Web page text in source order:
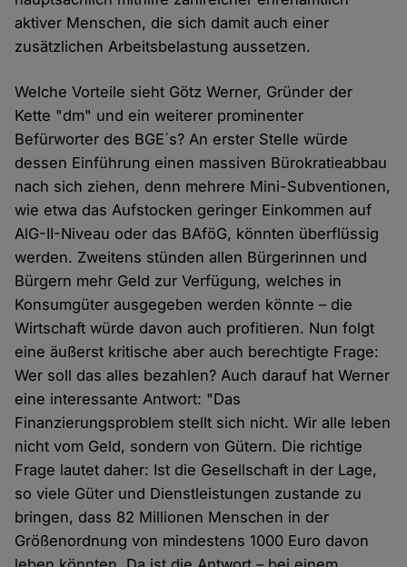
aktiver Menschen, die sich damit auch einer
zusätzlichen Arbeitsbelastung aussetzen.
Welche Vorteile sieht Götz Werner, Gründer der
Kette "dm" und ein weiterer prominenter
Befürworter des BGE´s? An erster Stelle würde
dessen Einführung einen massiven Bürokratieabbau
nach sich ziehen, denn mehrere Mini-Subventionen,
wie etwa das Aufstocken geringer Einkommen auf
AlG-II-Niveau oder das BAföG, könnten überflüssig
werden. Zweitens stünden allen Bürgerinnen und
Bürgern mehr Geld zur Verfügung, welches in
Konsumgüter ausgegeben werden könnte – die
Wirtschaft würde davon auch profitieren. Nun folgt
eine äußerst kritische aber auch berechtigte Frage:
Wer soll das alles bezahlen? Auch darauf hat Werner
eine interessante Antwort: "Das
Finanzierungsproblem stellt sich nicht. Wir alle leben
nicht vom Geld, sondern von Gütern. Die richtige
Frage lautet daher: Ist die Gesellschaft in der Lage,
so viele Güter und Dienstleistungen zustande zu
bringen, dass 82 Millionen Menschen in der
Größenordnung von mindestens 1000 Euro davon